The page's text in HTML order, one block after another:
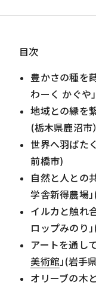
目次
豊かさの種を
わーく かぐや
地域との縁を
(栃木県鹿沼市）
世界へ羽ばた
前橋市)
自然と人との
学舎新得農場
イルカと触れ
ロップみのり
アートを通し
美術館 」(岩手
オリーブの木